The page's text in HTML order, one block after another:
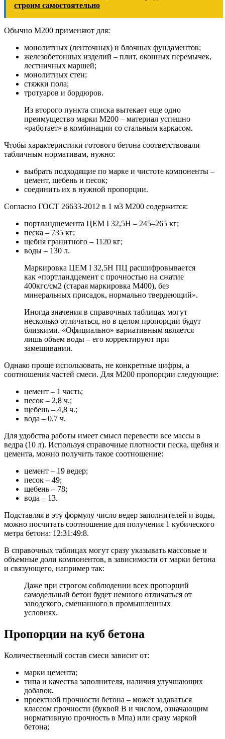
строим самостоятельно
Обычно М200 применяют для:
монолитных (ленточных) и блочных фундаментов;
железобетонных изделий – плит, оконных перемычек,
лестничных маршей;
монолитных стен;
стяжки пола;
тротуаров и бордюров.
Из второго пункта списка вытекает еще одно
преимущество марки М200 – материал успешно
«работает» в комбинации со стальным каркасом.
Чтобы характеристики готового бетона соответствовали
табличным нормативам, нужно:
выбрать подходящие по марке и чистоте компоненты –
цемент, щебень и песок;
соединить их в нужной пропорции.
Согласно ГОСТ 26633-2012 в 1 м3 М200 содержится:
портландцемента ЦЕМ I 32,5Н – 245–265 кг;
песка – 735 кг;
щебня гранитного – 1120 кг;
воды – 130 л.
Маркировка ЦЕМ I 32,5Н ПЦ расшифровывается
как «портландцемент с прочностью на сжатие
400кгс/см2 (старая маркировка М400), без
минеральных присадок, нормально твердеющий».
Иногда значения в справочных таблицах могут
несколько отличаться, но в целом пропорции будут
близкими. «Официально» вариативным является
лишь объем воды – его корректируют при
замешивании.
Однако проще использовать, не конкретные цифры, а
соотношения частей смеси. Для М200 пропорции следующие:
цемент – 1 часть;
песок – 2,8 ч.;
щебень – 4,8 ч.;
вода – 0,7 ч.
Для удобства работы имеет смысл перевести все массы в
ведра (10 л). Используя справочные плотности песка, щебня и
цемента, можно получить такое соотношение:
цемент – 19 ведер;
песок – 49;
щебень – 78;
вода – 13.
Подставляя в эту формулу число ведер заполнителей и воды,
можно посчитать соотношение для получения 1 кубического
метра бетона: 12:31:49:8.
В справочных таблицах могут сразу указывать массовые и
объемные доли компонентов, в зависимости от марки бетона
и связующего, например так:
Даже при строгом соблюдении всех пропорций
самодельный бетон будет немного отличаться от
заводского, смешанного в промышленных
условиях.
Пропорции на куб бетона
Количественный состав смеси зависит от:
марки цемента;
типа и качества заполнителя, наличия улучшающих
добавок.
проектной прочности бетона – может задаваться
классом прочности (буквой В и числом, означающим
нормативную прочность в Мпа) или сразу маркой
бетона;